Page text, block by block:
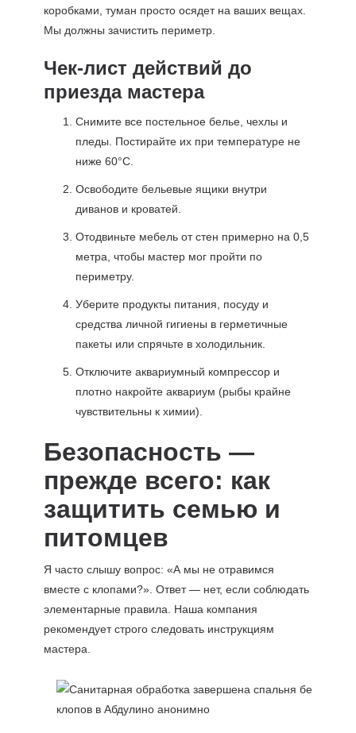
коробками, туман просто осядет на ваших вещах.
Мы должны зачистить периметр.
Чек-лист действий до
приезда мастера
Снимите все постельное белье, чехлы и
пледы. Постирайте их при температуре не
ниже 60°C.
Освободите бельевые ящики внутри
диванов и кроватей.
Отодвиньте мебель от стен примерно на 0,5
метра, чтобы мастер мог пройти по
периметру.
Уберите продукты питания, посуду и
средства личной гигиены в герметичные
пакеты или спрячьте в холодильник.
Отключите аквариумный компрессор и
плотно накройте аквариум (рыбы крайне
чувствительны к химии).
Безопасность —
прежде всего: как
защитить семью и
питомцев
Я часто слышу вопрос: «А мы не отравимся
вместе с клопами?». Ответ — нет, если соблюдать
элементарные правила. Наша компания
рекомендует строго следовать инструкциям
мастера.